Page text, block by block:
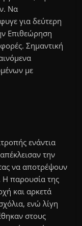
Να
για δεύτερη
Επιθεώρηση
Σημαντική
με
ενάντια
την
να αποτρέψουν
Η παρουσία της
και αρκετά
ενώ λίγη
στους